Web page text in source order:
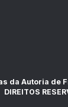
da Autoria de
DIREITOS